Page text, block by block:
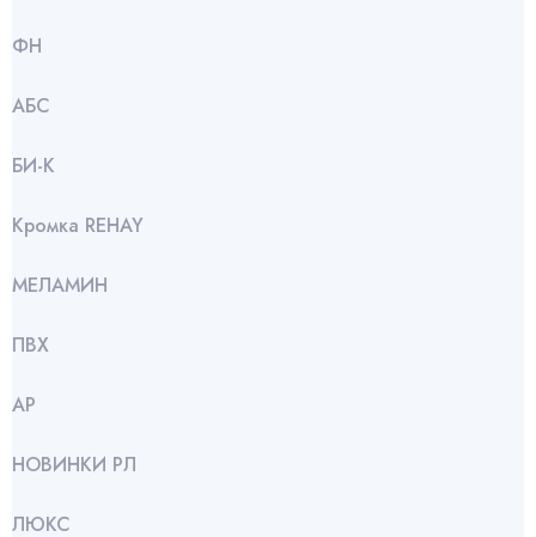
ФН
АБС
БИ-К
Кромка REHAY
МЕЛАМИН
ПВХ
АР
НОВИНКИ РЛ
ЛЮКС